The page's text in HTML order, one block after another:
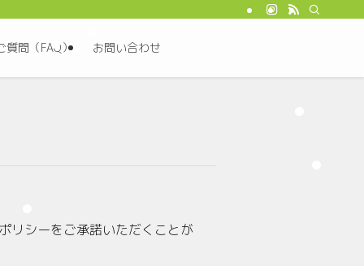
質問（FAQ） お問い合わせ
リシーをご承諾いただくことが